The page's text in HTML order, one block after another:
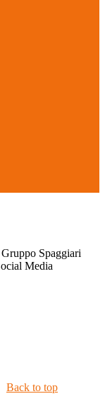
Spaggiari
Media
Back to top